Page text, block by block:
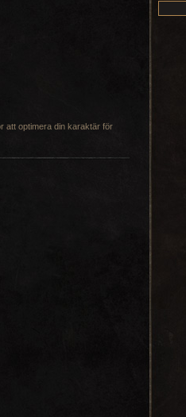
att optimera din karaktär för